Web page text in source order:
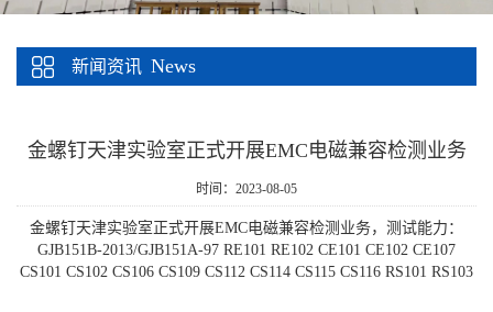
新闻资讯 News
金螺钉天津实验室正式开展EMC电磁兼容检测业务
时间：2023-08-05
金螺钉天津实验室正式开展EMC电磁兼容检测业务，测试能力：
GJB151B-2013/GJB151A-97 RE101 RE102 CE101 CE102 CE107
CS101 CS102 CS106 CS109 CS112 CS114 CS115 CS116 RS101 RS103